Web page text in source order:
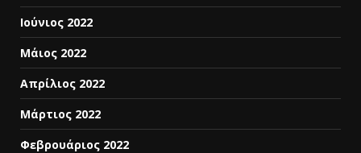
Ιούνιος 2022
Μάιος 2022
Απρίλιος 2022
Μάρτιος 2022
Φεβρουάριος 2022